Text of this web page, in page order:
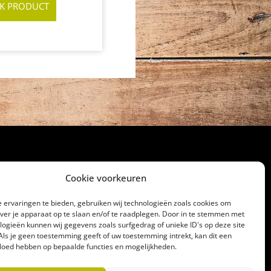
Cookie voorkeuren
ervaringen te bieden, gebruiken wij technologieën zoals cookies om
je apparaat op te slaan en/of te raadplegen. Door in te stemmen met
kunnen wij gegevens zoals surfgedrag of unieke ID's op deze site
je geen toestemming geeft of uw toestemming intrekt, kan dit een
hebben op bepaalde functies en mogelijkheden.
PRODUCT